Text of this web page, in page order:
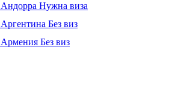
Андорра Нужна виза
Аргентина Без виз
Армения Без виз